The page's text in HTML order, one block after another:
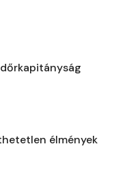
élmények